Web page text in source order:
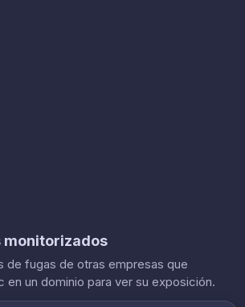
monitorizados
de fugas de otras empresas que
en un dominio para ver su exposición.